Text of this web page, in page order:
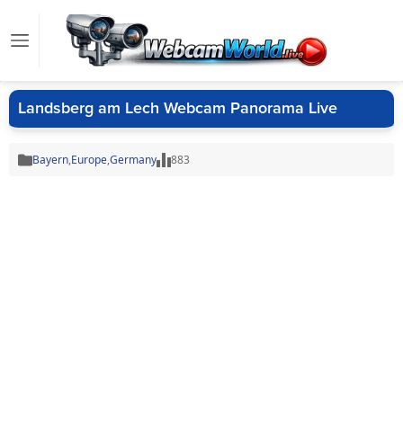
Landsberg am Lech Webcam Panorama Live
Bayern,Europe,Germany 883